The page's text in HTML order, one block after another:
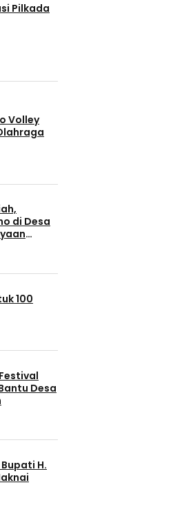
Pilkada
Volley
di Desa
100
Desa
H.